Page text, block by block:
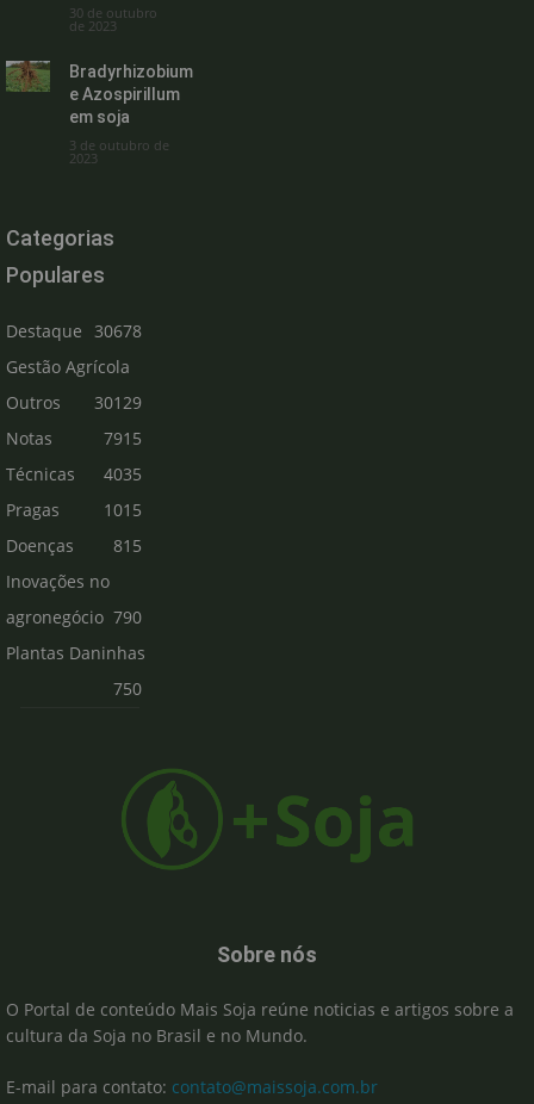
30 de outubro
de 2023
Bradyrhizobium
e Azospirillum
em soja
3 de outubro de
2023
Categorias
Populares
Destaque
30678
Gestão Agrícola
30129
Outros
7915
Notas
Técnicas
4035
Pragas
1015
Doenças
815
Inovações no
agronegócio 790
Plantas Daninhas
750
Sobre nós
O Portal de conteúdo Mais Soja reúne noticias e artigos sobre a
cultura da Soja no Brasil e no Mundo.
E-mail para contato: contato@maissoja.com.br